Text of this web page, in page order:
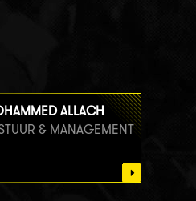
ALLACH
& MANAGEMENT